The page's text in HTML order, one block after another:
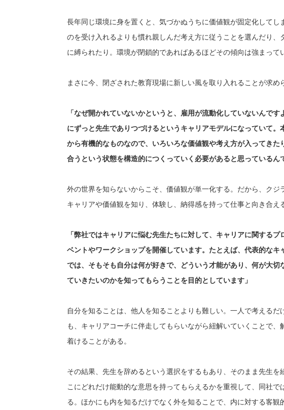
長年同じ環境に身を置くと、気づかぬうちに価値観が固定化してし
のを受け入れるよりも慣れ親しんだ考え方に従うことを選んだり、
に縛られたり。環境が閉鎖的であればあるほどその傾向は強まって
まさに今、閉ざされた教育現場に新しい風を取り入れることが求め
「なぜ開かれていないかというと、雇用が流動化していないんで
にずっと先生でありつづけるというキャリアモデルになっていて。
から有機的なものなので、いろいろな価値観や考え方が入ってきた
合うという状態を構造的につくっていく必要があると思っているん
外の世界を知らないからこそ、価値観が単一化する。だから、クジ
キャリアや価値観を知り、体験し、納得感を持って仕事と向き合え
「弊社ではキャリアに悩む先生たちに対して、キャリアに関するプ
ベントやワークショップを開催しています。たとえば、代表的なキ
では、そもそも自分は何が好きで、どういう才能があり、何が大切
ていきたいのかを知ってもらうことを目的としています」
自分を知ることは、他人を知ることよりも難しい。一人で考えるだ
も、キャリアコーチに伴走してもらいながら紐解いていくことで、
着けることがある。
その結果、先生を辞めるという選択をするもあり、そのまま先生を
こにどれだけ能動的な意思を持ってもらえるかを重視して、同社で
る。ほかにも内を知るだけでなく外を知ることで、内に対する客観